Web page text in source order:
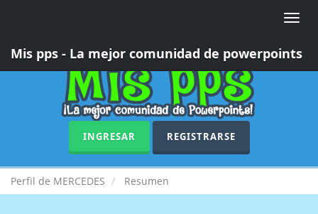
Toggle
Mis pps - La mejor comunidad de powerpoints
INGRESAR REGISTRARSE
Perfil de MERCEDES Resumen